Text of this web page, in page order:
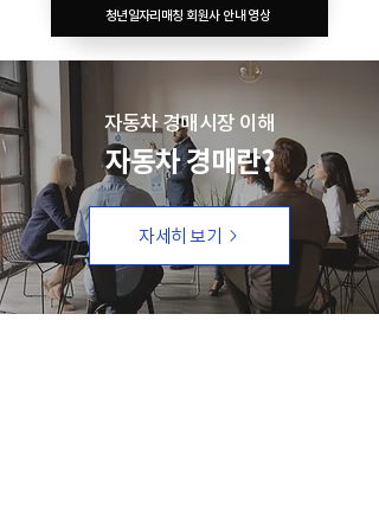
청년일자리매칭 회원사 안내 영상
자동차 경매시장 이해
자동차 경매란?
자세히 보기